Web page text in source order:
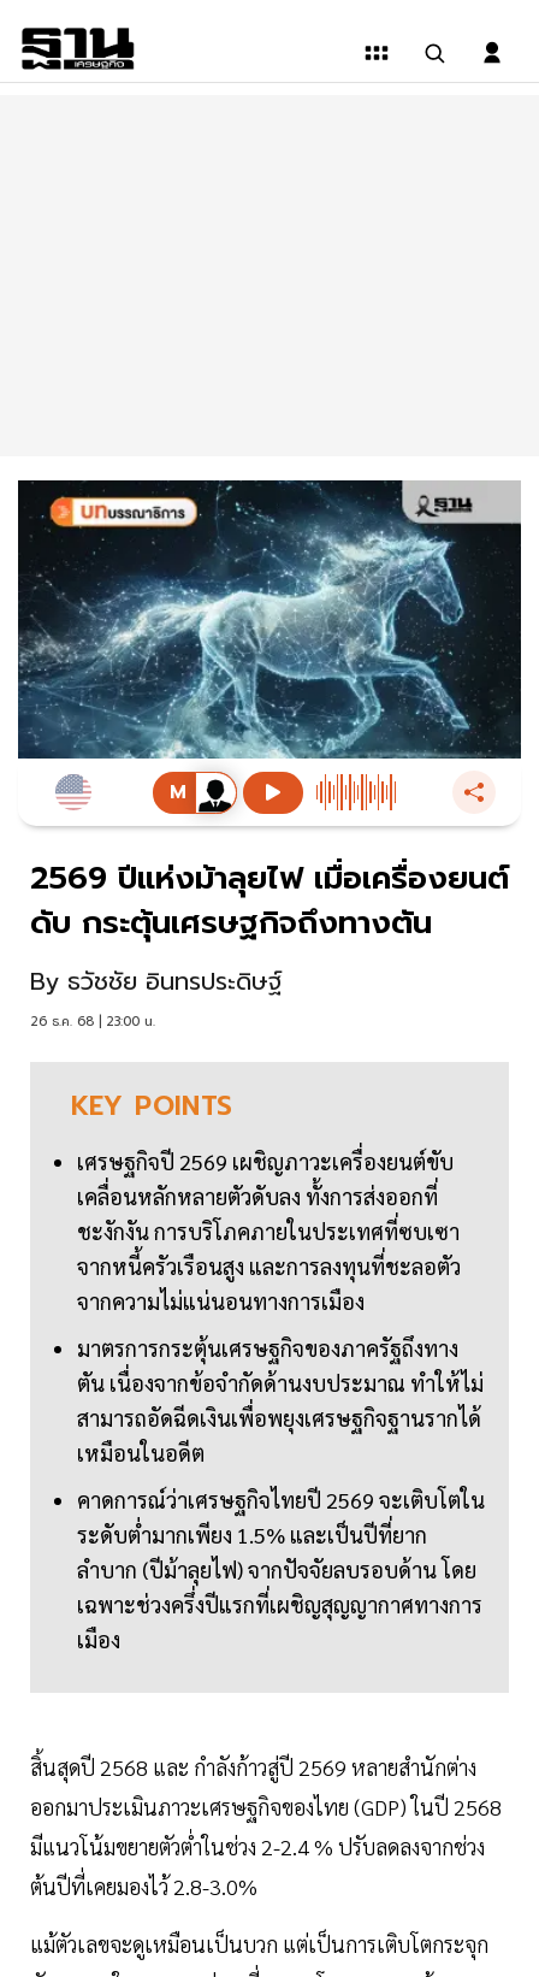
2569 ปีแห่งม้าลุยไฟ เมื่อเครื่องยนต์
ดับ กระตุ้นเศรษฐกิจถึงทางตัน
By ธวัชชัย อินทรประดิษฐ์
26 ธ.ค. 68 | 23:00 น.
KEY POINTS
เศรษฐกิจปี 2569 เผชิญภาวะเครื่องยนต์ขับ
เคลื่อนหลักหลายตัวดับลง ทั้งการส่งออกที่
ชะงักงัน การบริโภคภายในประเทศที่ซบเซา
จากหนี้ครัวเรือนสูง และการลงทุนที่ชะลอตัว
จากความไม่แน่นอนทางการเมือง
มาตรการกระตุ้นเศรษฐกิจของภาครัฐถึงทาง
ตัน เนื่องจากข้อจำกัดด้านงบประมาณ ทำให้ไม่
สามารถอัดฉีดเงินเพื่อพยุงเศรษฐกิจฐานรากได้
เหมือนในอดีต
คาดการณ์ว่าเศรษฐกิจไทยปี 2569 จะเติบโตใน
ระดับต่ำมากเพียง 1.5% และเป็นปีที่ยาก
ลำบาก (ปีม้าลุยไฟ) จากปัจจัยลบรอบด้าน โดย
เฉพาะช่วงครึ่งปีแรกที่เผชิญสุญญากาศทางการ
เมือง
สิ้นสุดปี 2568 และ กำลังก้าวสู่ปี 2569 หลายสำนักต่าง
ออกมาประเมินภาวะเศรษฐกิจของไทย (GDP) ในปี 2568
มีแนวโน้มขยายตัวตํ่าในช่วง 2-2.4 % ปรับลดลงจากช่วง
ต้นปีที่เคยมองไว้ 2.8-3.0%
แม้ตัวเลขจะดูเหมือนเป็นบวก แต่เป็นการเติบโตกระจุก